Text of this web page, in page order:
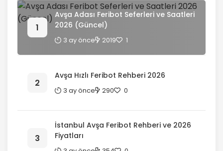
Avşa Adası Feribot Seferleri ve Saatleri
2026 (Güncel)
3 ay önce 2019 1
Avşa Hızlı Feribot Rehberi 2026
3 ay önce 290 0
İstanbul Avşa Feribot Rehberi ve 2026
Fiyatları